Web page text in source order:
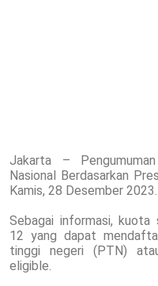
Jakarta –
Nasional Berdasarkan
Kamis, 28 Desember 2023.
Sebagai informasi, kuota
12 yang dapat
tinggi negeri (PTN)
eligible.